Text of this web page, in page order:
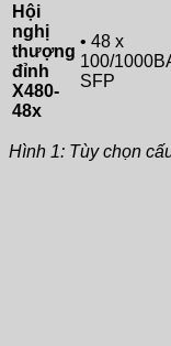
Hội
nghị
thượng
đỉnh
X480-
48x
• 48 x
100/
SFP
Hình 1: Tùy chọn